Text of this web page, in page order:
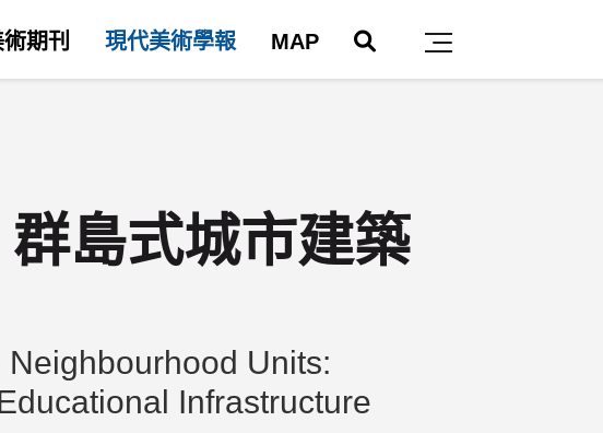
主選單
期刊 現代美術學報 MAP
島式城市建築
Units:
Infrastructure